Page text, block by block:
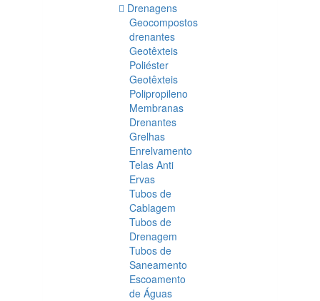
Drenagens
Geocompostos
drenantes
Geotêxteis
Poliéster
Geotêxteis
Polipropileno
Membranas
Drenantes
Grelhas
Enrelvamento
Telas Anti
Ervas
Tubos de
Cablagem
Tubos de
Drenagem
Tubos de
Saneamento
Escoamento
de Águas